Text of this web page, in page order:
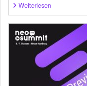
Weiterlesen